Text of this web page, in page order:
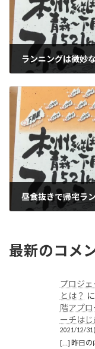
ランニングは微妙
昼食抜きで帰宅ラ
最新のコメ
プロジ
とは？ に
階アプ
ーチはじ
2021/12/
[…] 昨日の